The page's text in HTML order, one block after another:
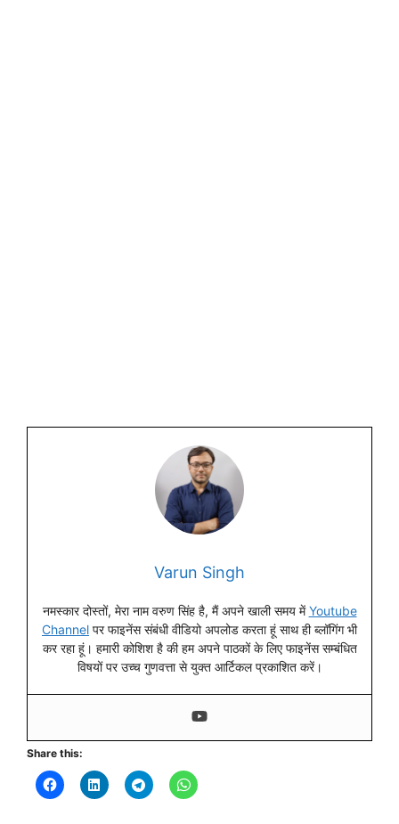
Varun Singh
नमस्कार दोस्तों, मेरा नाम वरुण सिंह है, मैं अपने खाली समय मेंYoutube
Channel पर फाइनेंस संबंधी वीडियो अपलोड करता हूं साथ ही ब्लॉगिंग भी
कर रहा हूं। हमारी कोशिश है की हम अपने पाठकों के लिए फाइनेंस सम्बंधित
विषयों पर उच्च गुणवत्ता से युक्त आर्टिकल प्रकाशित करें।
Share this: